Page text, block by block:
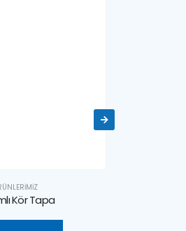
ÜRÜNLERIMIZ
Bağlantılar